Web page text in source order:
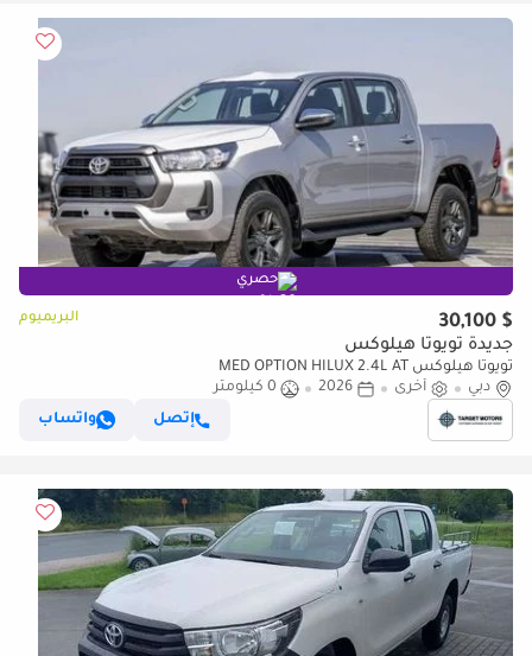
حصري
$ 30,100 البريميوم
جديدة تويوتا هيلوكس
تويوتا هيلوكس MED OPTION HILUX 2.4L AT
دبي
أخرى 2026
0 كيلومتر
إتصل
واتساب